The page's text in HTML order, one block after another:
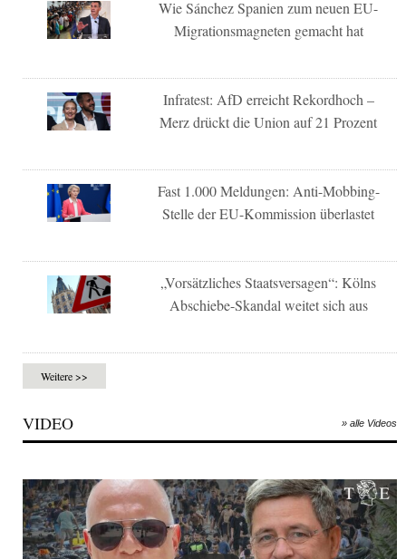
Wie Sánchez Spanien zum neuen EU-
Migrationsmagneten gemacht hat
Infratest: AfD erreicht Rekordhoch –
Merz drückt die Union auf 21 Prozent
Fast 1.000 Meldungen: Anti-Mobbing-
Stelle der EU-Kommission überlastet
„Vorsätzliches Staatsversagen“: Kölns
Abschiebe-Skandal weitet sich aus
Weitere >>
VIDEO » alle Videos